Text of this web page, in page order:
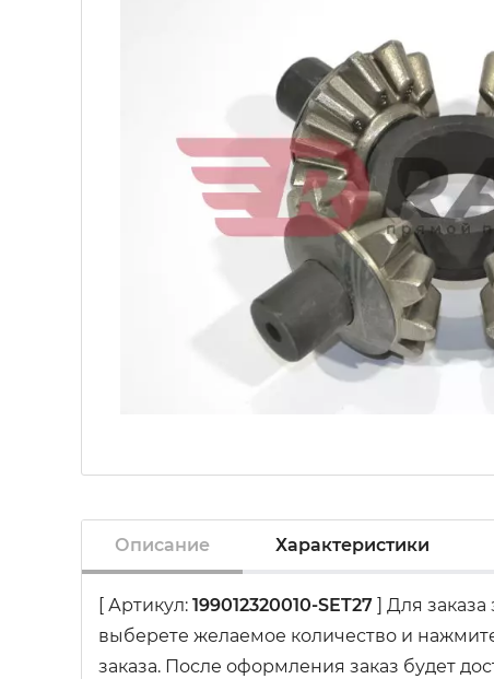
Описание Характеристики
[ Артикул: 199012320010-SET27 ] Для заказа
выберете желаемое количество и
заказа. После оформления заказ будет